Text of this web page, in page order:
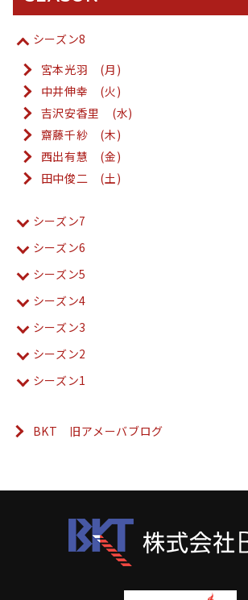
シーズン8
宮本光羽 (月)
中井伸幸 (火)
吉沢安香里 (水)
齋藤千紗 (木)
西出有慧 (金)
田中俊二 (土)
シーズン7
シーズン6
シーズン5
シーズン4
シーズン3
シーズン2
シーズン1
BKT 旧アメーバブログ